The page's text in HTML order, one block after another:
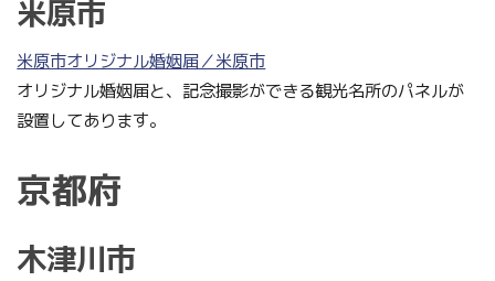
米原市
米原市オリジナル婚姻届／米原市
オリジナル婚姻届と、記念撮影ができる観光名所のパネルが
設置してあります。
京都府
木津川市